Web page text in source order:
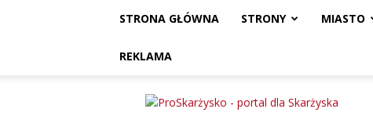
STRONA GŁÓWNA STRONY MIASTO
REKLAMA
ProSkarżysko